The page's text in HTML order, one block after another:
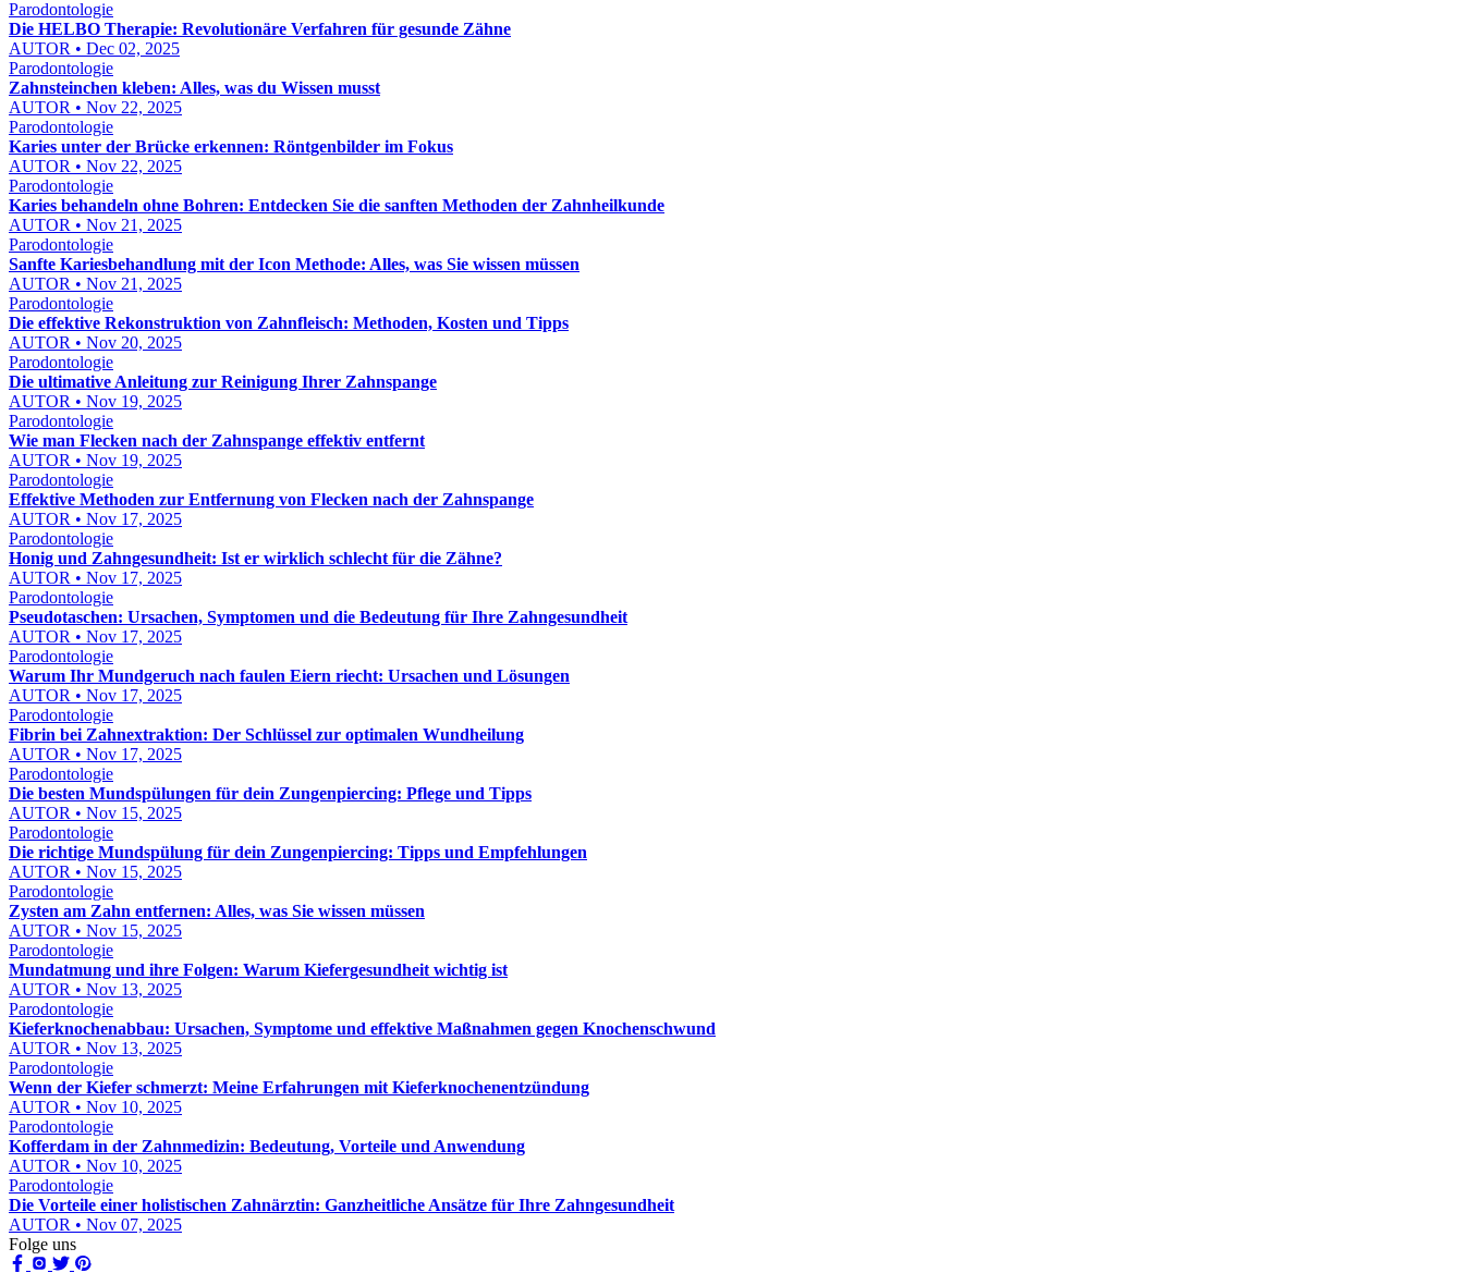
Parodontologie
Die HELBO Therapie: Revolutionäre Verfahren für gesunde Zähne
AUTOR • Dec 02, 2025
Parodontologie
Zahnsteinchen kleben: Alles, was du Wissen musst
AUTOR • Nov 22, 2025
Parodontologie
Karies unter der Brücke erkennen: Röntgenbilder im Fokus
AUTOR • Nov 22, 2025
Parodontologie
Karies behandeln ohne Bohren: Entdecken Sie die sanften Methoden der Zahnheilkunde
AUTOR • Nov 21, 2025
Parodontologie
Sanfte Kariesbehandlung mit der Icon Methode: Alles, was Sie wissen müssen
AUTOR • Nov 21, 2025
Parodontologie
Die effektive Rekonstruktion von Zahnfleisch: Methoden, Kosten und Tipps
AUTOR • Nov 20, 2025
Parodontologie
Die ultimative Anleitung zur Reinigung Ihrer Zahnspange
AUTOR • Nov 19, 2025
Parodontologie
Wie man Flecken nach der Zahnspange effektiv entfernt
AUTOR • Nov 19, 2025
Parodontologie
Effektive Methoden zur Entfernung von Flecken nach der Zahnspange
AUTOR • Nov 17, 2025
Parodontologie
Honig und Zahngesundheit: Ist er wirklich schlecht für die Zähne?
AUTOR • Nov 17, 2025
Parodontologie
Pseudotaschen: Ursachen, Symptomen und die Bedeutung für Ihre Zahngesundheit
AUTOR • Nov 17, 2025
Parodontologie
Warum Ihr Mundgeruch nach faulen Eiern riecht: Ursachen und Lösungen
AUTOR • Nov 17, 2025
Parodontologie
Fibrin bei Zahnextraktion: Der Schlüssel zur optimalen Wundheilung
AUTOR • Nov 17, 2025
Parodontologie
Die besten Mundspülungen für dein Zungenpiercing: Pflege und Tipps
AUTOR • Nov 15, 2025
Parodontologie
Die richtige Mundspülung für dein Zungenpiercing: Tipps und Empfehlungen
AUTOR • Nov 15, 2025
Parodontologie
Zysten am Zahn entfernen: Alles, was Sie wissen müssen
AUTOR • Nov 15, 2025
Parodontologie
Mundatmung und ihre Folgen: Warum Kiefergesundheit wichtig ist
AUTOR • Nov 13, 2025
Parodontologie
Kieferknochenabbau: Ursachen, Symptome und effektive Maßnahmen gegen Knochenschwund
AUTOR • Nov 13, 2025
Parodontologie
Wenn der Kiefer schmerzt: Meine Erfahrungen mit Kieferknochenentzündung
AUTOR • Nov 10, 2025
Parodontologie
Kofferdam in der Zahnmedizin: Bedeutung, Vorteile und Anwendung
AUTOR • Nov 10, 2025
Parodontologie
Die Vorteile einer holistischen Zahnärztin: Ganzheitliche Ansätze für Ihre Zahngesundheit
AUTOR • Nov 07, 2025
Folge uns